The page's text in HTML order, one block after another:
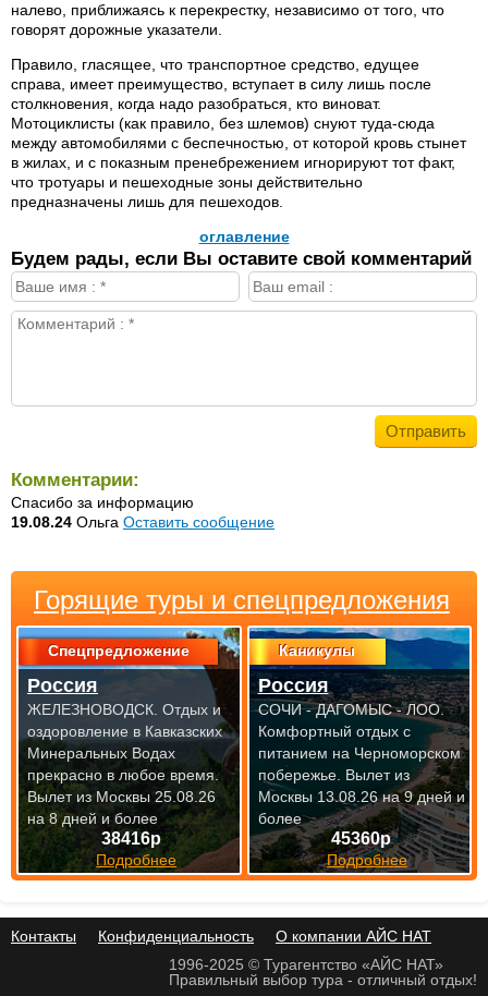
налево, приближаясь к перекрестку, независимо от того, что
говорят дорожные указатели.
Правило, гласящее, что транспортное средство, едущее
справа, имеет преимущество, вступает в силу лишь после
столкновения, когда надо разобраться, кто виноват.
Мотоциклисты (как правило, без шлемов) снуют туда-сюда
между автомобилями с беспечностью, от которой кровь стынет
в жилах, и с показным пренебрежением игнорируют тот факт,
что тротуары и пешеходные зоны действительно
предназначены лишь для пешеходов.
оглавление
Будем рады, если Вы оставите свой комментарий
Комментарии:
Спасибо за информацию
19.08.24 Ольга Оставить сообщение
Горящие туры и спецпредложения
Спецпредложение
38416р
Подробнее
Россия
ЖЕЛЕЗНОВОДСК. Отдых и
оздоровление в Кавказских
Минеральных Водах
прекрасно в любое время.
Вылет из Москвы 25.08.26
на 8 дней и более
Каникулы
45360р
Подробнее
Россия
СОЧИ - ДАГОМЫС - ЛОО.
Комфортный отдых с
питанием на Черноморском
побережье. Вылет из
Москвы 13.08.26 на 9 дней и
более
Контакты Конфиденциальность
О компании АЙС НАТ
1996-2025 © Турагентство «АЙС НАТ»
Правильный выбор тура - отличный отдых!